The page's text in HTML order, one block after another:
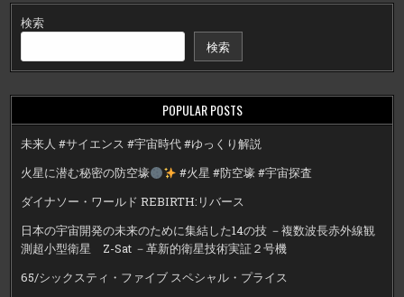
検索
検索
POPULAR POSTS
未来人 #サイエンス #宇宙時代 #ゆっくり解説
火星に潜む秘密の防空壕
#火星 #防空壕 #宇宙探査
ダイナソー・ワールド REBIRTH:リバース
日本の宇宙開発の未来のために集結した14の技 －複数波長赤外線観
測超小型衛星 Z-Sat －革新的衛星技術実証２号機
65/シックスティ・ファイブ スペシャル・プライス